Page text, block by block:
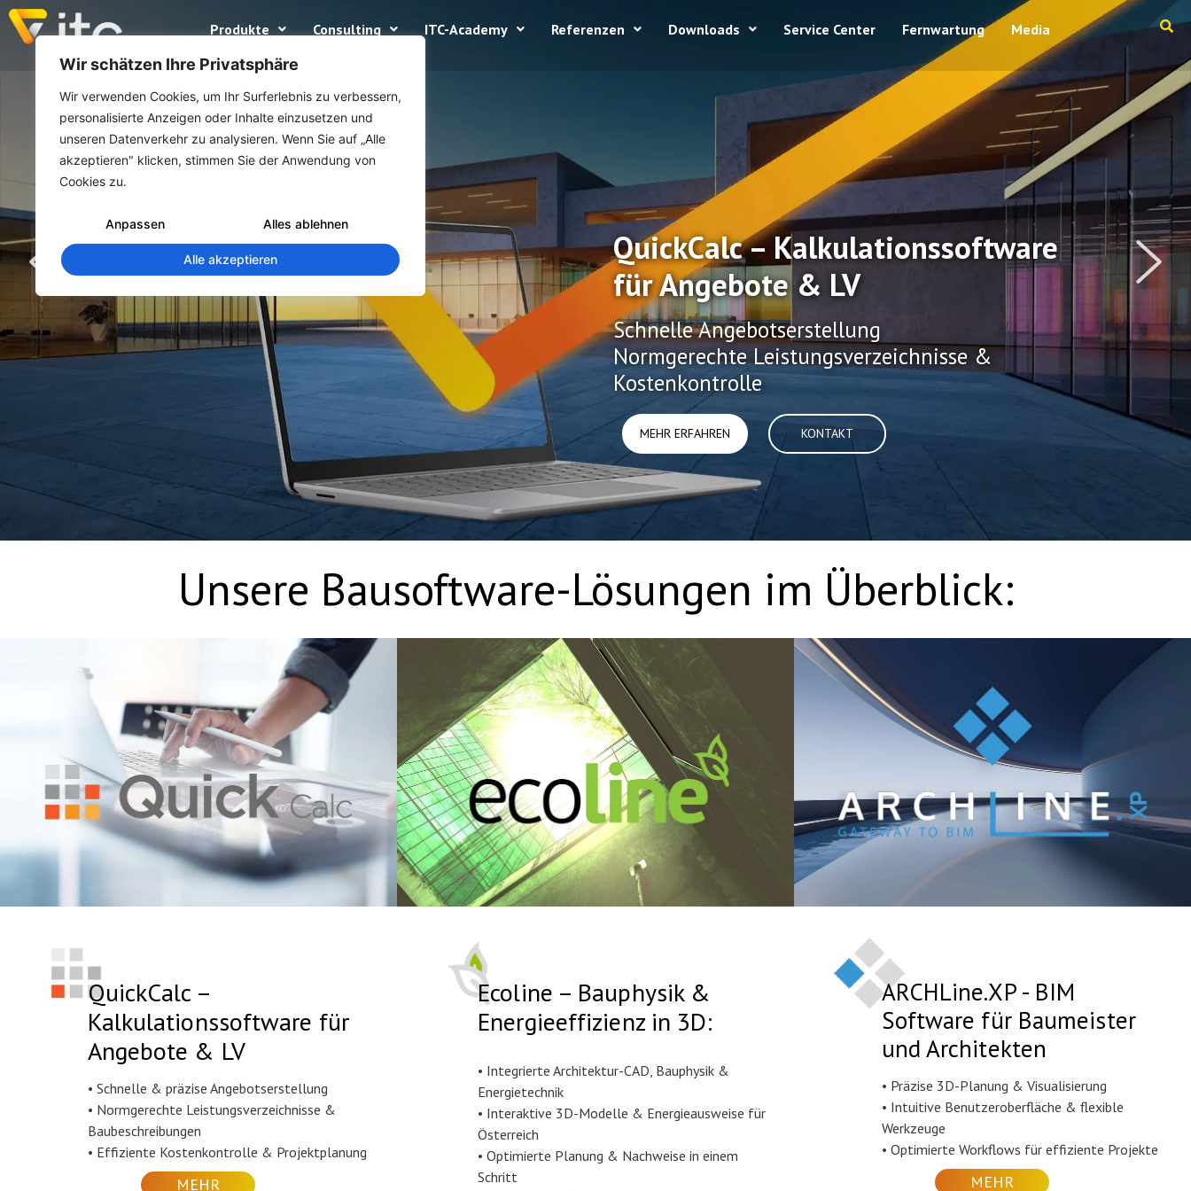
Wir schätzen Ihre Privatsphäre
Wir verwenden Cookies, um Ihr Surferlebnis zu verbessern,
personalisierte Anzeigen oder Inhalte einzusetzen und
unseren Datenverkehr zu analysieren. Wenn Sie auf „Alle
akzeptieren" klicken, stimmen Sie der Anwendung von
Cookies zu.
Anpassen Alles ablehnen
Alle akzeptieren
Produkte Consulting ITC-Academy Referenzen Downloads Service Center Fernwartung Media
QuickCalc – Kalkulationssoftware
für Angebote & LV
Schnelle Angebotserstellung
Normgerechte Leistungsverzeichnisse &
Kostenkontrolle
MEHR ERFAHREN KONTAKT
Unsere Bausoftware-Lösungen im Überblick:
QuickCalc –
Kalkulationssoftware für
Angebote & LV
• Schnelle & präzise Angebotserstellung
• Normgerechte Leistungsverzeichnisse &
Baubeschreibungen
• Effiziente Kostenkontrolle & Projektplanung
MEHR
Ecoline – Bauphysik &
Energieeffizienz in 3D:
• Integrierte Architektur-CAD, Bauphysik &
Energietechnik
• Interaktive 3D-Modelle & Energieausweise für
Österreich
• Optimierte Planung & Nachweise in einem
Schritt
ARCHLine.XP - BIM
Software für Baumeister
und Architekten
• Präzise 3D-Planung & Visualisierung
• Intuitive Benutzeroberfläche & flexible
Werkzeuge
• Optimierte Workflows für effiziente Projekte
MEHR